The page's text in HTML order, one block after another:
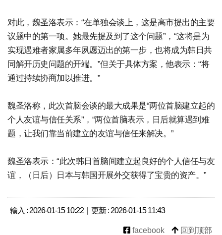
对此，魏圣洛表示：“在单独会谈上，这是高市提出的主要
议题中的第一项。她最先提及到了这个问题”，“这将是为
实现遇难者家属多年夙愿迈出的第一步，也将成为韩日共
同解开历史问题的开端。”但关于具体方案，他表示：“将
通过持续协商加以推进。”
魏圣洛称，此次首脑会谈的最大成果是“两位首脑建立起的
个人友谊与信任关系”，“两位首脑表示，日后就算遇到难
题，让我们靠当前建立的友谊与信任来解决。”
魏圣洛表示：“此次韩日首脑间建立起良好的个人信任与友
谊，（日后）日本与韩国开展外交获得了宝贵的资产。”
输入 : 2026-01-15 10:22 | 更新 : 2026-01-15 11:43
facebook 回到顶部